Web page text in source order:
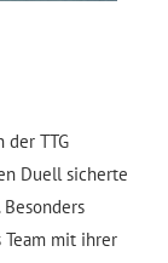
der TTG
Duell sicherte
Team mit ihrer